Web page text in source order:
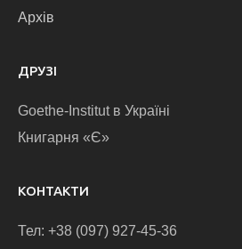
Архів
ДРУЗІ
Goethe-Institut в Україні
Книгарня «Є»
КОНТАКТИ
Тел: +38 (097) 927-45-36